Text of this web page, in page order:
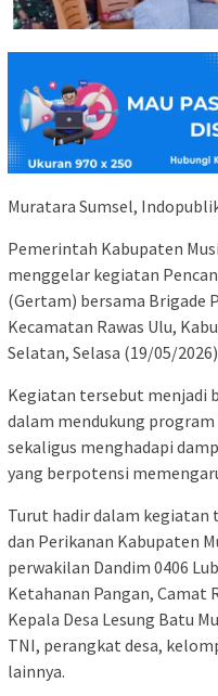
Muratara Sumsel,
Pemerintah Kabupaten
menggelar kegiatan
(Gertam) bersama Brigade
Kecamatan Rawas Ulu,
Selatan, Selasa (19/05/
Kegiatan tersebut menjadi
dalam mendukung
sekaligus menghadapi
yang berpotensi
Turut hadir dalam kegiatan
dan Perikanan Kabupaten
perwakilan Dandim 0406
Ketahanan Pangan, Camat
Kepala Desa Lesung Batu
TNI, perangkat desa,
lainnya.